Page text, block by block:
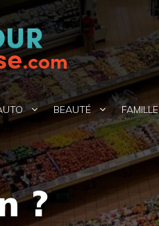
BEAUTÉ FAMILLE
?